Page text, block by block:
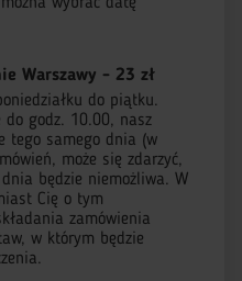
Warszawy - 23 zł
do piątku.
do godz. 10.00, nasz
tego samego dnia (w
może się zdarzyć,
będzie niemożliwa. W
Cię o tym
zamówienia
w którym będzie